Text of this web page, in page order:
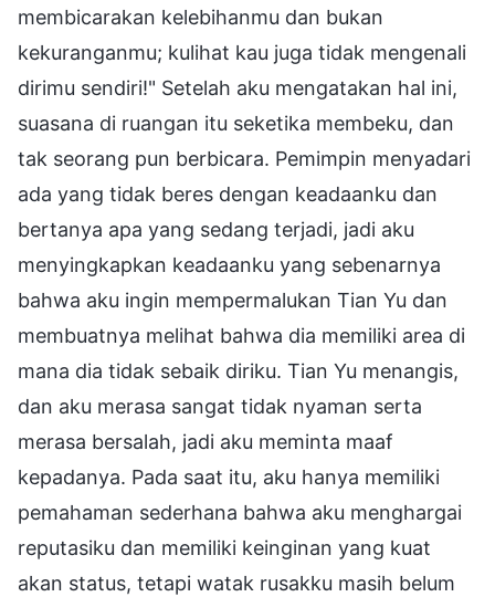
membicarakan kelebihanmu dan bukan
kekuranganmu; kulihat kau juga tidak mengenali
dirimu sendiri!" Setelah aku mengatakan hal ini,
suasana di ruangan itu seketika membeku, dan
tak seorang pun berbicara. Pemimpin menyadari
ada yang tidak beres dengan keadaanku dan
bertanya apa yang sedang terjadi, jadi aku
menyingkapkan keadaanku yang sebenarnya
bahwa aku ingin mempermalukan Tian Yu dan
membuatnya melihat bahwa dia memiliki area di
mana dia tidak sebaik diriku. Tian Yu menangis,
dan aku merasa sangat tidak nyaman serta
merasa bersalah, jadi aku meminta maaf
kepadanya. Pada saat itu, aku hanya memiliki
pemahaman sederhana bahwa aku menghargai
reputasiku dan memiliki keinginan yang kuat
akan status, tetapi watak rusakku masih belum